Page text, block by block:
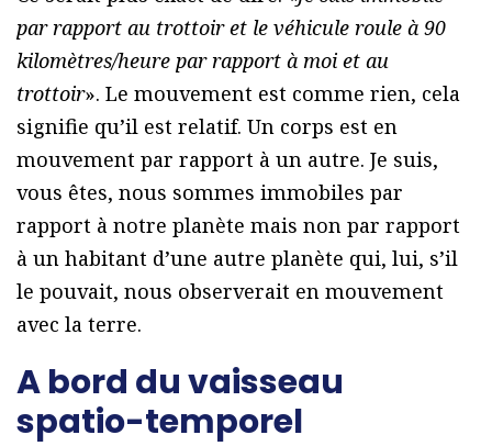
par rapport au trottoir et le véhicule roule à 90
kilomètres/heure par rapport à moi et au
trottoir». Le mouvement est comme rien, cela
signifie qu’il est relatif. Un corps est en
mouvement par rapport à un autre. Je suis,
vous êtes, nous sommes immobiles par
rapport à notre planète mais non par rapport
à un habitant d’une autre planète qui, lui, s’il
le pouvait, nous observerait en mouvement
avec la terre.
A bord du vaisseau
spatio-temporel